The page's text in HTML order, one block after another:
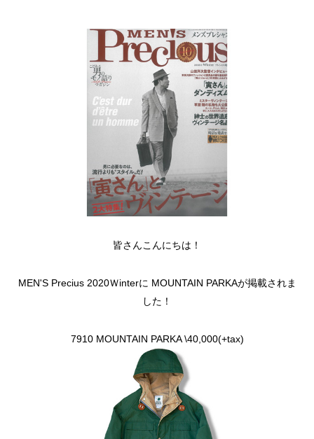
皆さんこんにちは！
MEN'S Precius 2020Ｗinterに MOUNTAIN PARKAが掲載されま
した！
7910 MOUNTAIN PARKA \40,000(+tax)